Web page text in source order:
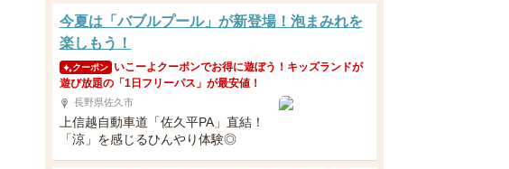
今夏は「バブルプール」が新登場！泡まみれを
楽しもう！
クーポン
いこーよクーポンでお得に遊ぼう！キッズランドが
遊び放題の「1日フリーパス」が最安値！
長野県佐久市
上信越自動車道「佐久平PA」直結！
「涼」を感じるひんやり体験◎